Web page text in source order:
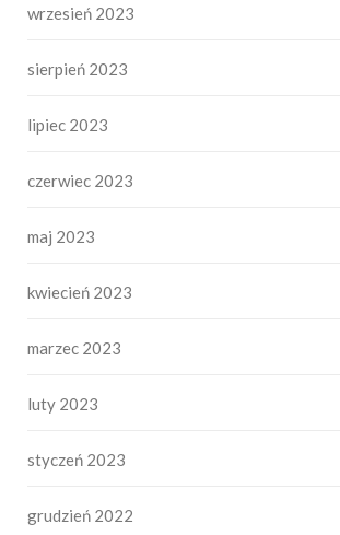
wrzesień 2023
sierpień 2023
lipiec 2023
czerwiec 2023
maj 2023
kwiecień 2023
marzec 2023
luty 2023
styczeń 2023
grudzień 2022